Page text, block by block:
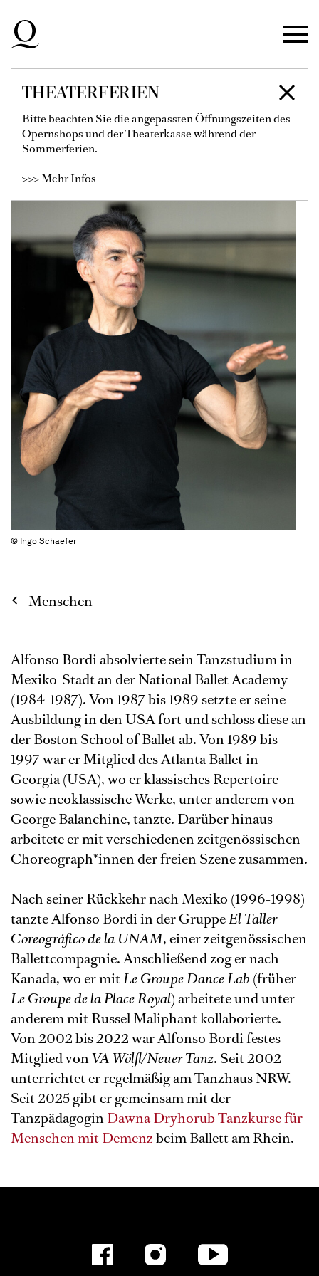
Zur Hauptnavigation springen
Zum Hauptinhalt springen
Zum Footer springen
THEATERFERIEN
Bitte beachten Sie die angepassten Öffnungszeiten des
Opernshops und der Theaterkasse während der
Sommerferien.
>>> Mehr Infos
ALFONSO BORDI
© Ingo Schaefer
Menschen
Alfonso Bordi absolvierte sein Tanzstudium in
Mexiko-Stadt an der National Ballet Academy
(1984-1987). Von 1987 bis 1989 setzte er seine
Ausbildung in den USA fort und schloss diese an
der Boston School of Ballet ab. Von 1989 bis
1997 war er Mitglied des Atlanta Ballet in
Georgia (USA), wo er klassisches Repertoire
sowie neoklassische Werke, unter anderem von
George Balanchine, tanzte. Darüber hinaus
arbeitete er mit verschiedenen zeitgenössischen
Choreograph*innen der freien Szene zusammen.
Nach seiner Rückkehr nach Mexiko (1996-1998)
tanzte Alfonso Bordi in der GruppeEl Taller
Coreográfico de la UNAM, einer zeitgenössischen
Ballettcompagnie. Anschließend zog er nach
Kanada, wo er mitLe Groupe Dance Lab (früher
Le Groupe de la Place Royal) arbeitete und unter
anderem mit Russel Maliphant kollaborierte.
Von 2002 bis 2022 war Alfonso Bordi festes
Mitglied vonVA Wölfl/Neuer Tanz. Seit 2002
unterrichtet er regelmäßig am Tanzhaus NRW.
Seit 2025 gibt er gemeinsam mit der
TanzpädagoginDawna DryhorubTanzkurse für
Menschen mit Demenzbeim Ballett am Rhein.